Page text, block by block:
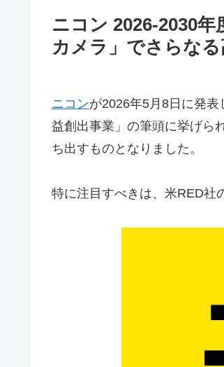
ニコン 2026-2030
カメラ」でさらな
ニコンが2026年5月8日に発
益創出事業」の筆頭に挙げら
ち出すものとなりました。
特に注目すべきは、米RED社